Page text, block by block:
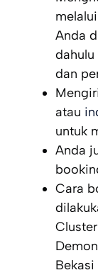
Anda
dan
atau
untuk
Anda
Cara
Bekasi